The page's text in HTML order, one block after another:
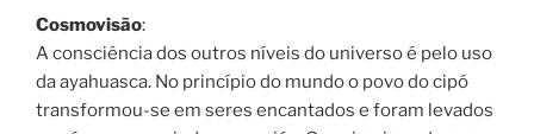
Cosmovisão:
A consciência dos outros níveis do universo é pelo uso
da ayahuasca. No princípio do mundo o povo do cipó
transformou-se em seres encantados e foram levados